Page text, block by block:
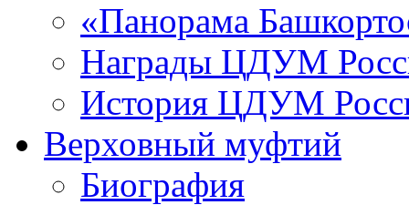
«Панорама
Награды ЦДУМ
История ЦДУМ
Верховный муфтий
Биография